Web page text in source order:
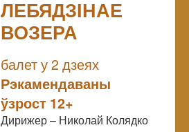
ЛЕБЯДЗІНАЕ
ВОЗЕРА
балет у 2 дзеях
Рэкамендаваны
ўзрост 12+
Дирижер – Николай Колядко